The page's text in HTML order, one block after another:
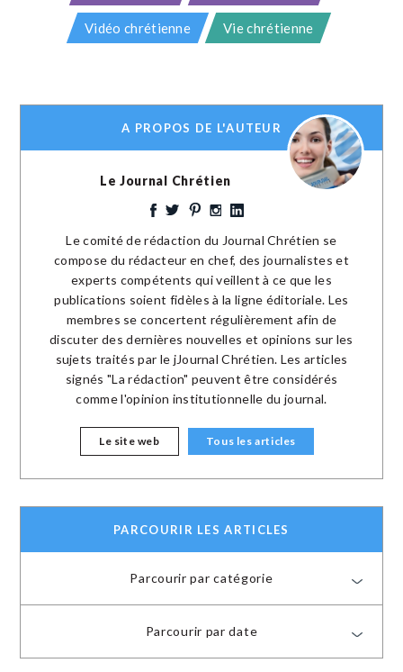
Vidéo chrétienne Vie chrétienne
A PROPOS DE L'AUTEUR
Le Journal Chrétien
Le comité de rédaction du Journal Chrétien se
compose du rédacteur en chef, des journalistes et
experts compétents qui veillent à ce que les
publications soient fidèles à la ligne éditoriale. Les
membres se concertent régulièrement afin de
discuter des dernières nouvelles et opinions sur les
sujets traités par le jJournal Chrétien. Les articles
signés "La rédaction" peuvent être considérés
comme l'opinion institutionnelle du journal.
Le site web Tous les articles
PARCOURIR LES ARTICLES
Parcourir par catégorie
Parcourir par date